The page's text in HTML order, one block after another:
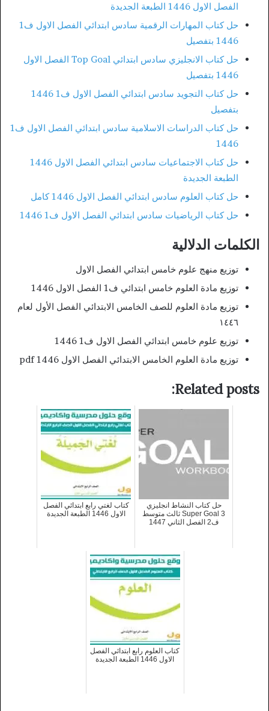
الفصل الاول 1446 الطبعة الجديدة
حل كتاب المهارات الرقمية سادس ابتدائي الفصل الاول ف1
1446 بتفصيل
حل كتاب الانجليزي سادس ابتدائي Top Goal الفصل الاول
1446 بتفصيل
حل كتاب التجويد سادس ابتدائي الفصل الاول ف1 1446
بتفصيل
حل كتاب الدراسات الاسلامية سادس ابتدائي الفصل الاول ف1
1446
حل كتاب الاجتماعيات سادس ابتدائي الفصل الاول 1446
الطبعة الجديدة
حل كتاب العلوم سادس ابتدائي الفصل الاول 1446 كامل
حل كتاب الرياضيات سادس ابتدائي الفصل الاول ف1 1446
الكلمات الدلالية
توزيع منهج علوم خامس ابتدائي الفصل الاول
توزيع مادة العلوم خامس ابتدائي ف1 الفصل الاول 1446
توزيع مادة العلوم للصف الخامس الابتدائي الفصل الأول لعام
١٤٤٦
توزيع علوم خامس ابتدائي الفصل الاول ف1 1446
توزيع مادة العلوم الخامس الابتدائي الفصل الاول 1446 pdf
Related posts:
حل كتاب النشاط انجليزي
Super Goal 3 ثالث متوسط
ف2 الفصل الثاني 1447
كتاب لغتي رابع ابتدائي الفصل
الاول 1446 الطبعة الجديدة
كتاب العلوم رابع ابتدائي الفصل
الاول 1446 الطبعة الجديدة